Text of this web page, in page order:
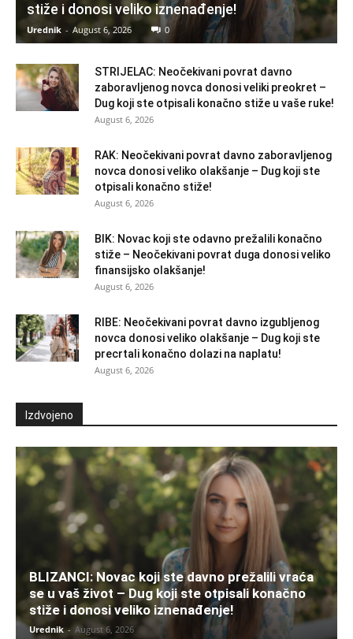
stiže i donosi veliko iznenađenje!
Urednik - August 6, 2026 0
STRIJELAC: Neočekivani povrat davno
zaboravljenog novca donosi veliki preokret –
Dug koji ste otpisali konačno stiže u vaše ruke!
August 6, 2026
RAK: Neočekivani povrat davno zaboravljenog
novca donosi veliko olakšanje – Dug koji ste
otpisali konačno stiže!
August 6, 2026
BIK: Novac koji ste odavno prežalili konačno
stiže – Neočekivani povrat duga donosi veliko
finansijsko olakšanje!
August 6, 2026
RIBE: Neočekivani povrat davno izgubljenog
novca donosi veliko olakšanje – Dug koji ste
precrtali konačno dolazi na naplatu!
August 6, 2026
Izdvojeno
BLIZANCI: Novac koji ste davno prežalili vraća
se u vaš život – Dug koji ste otpisali konačno
stiže i donosi veliko iznenađenje!
Urednik - August 6, 2026